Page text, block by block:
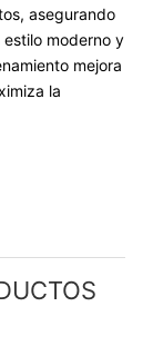
asegurando
moderno y
mejora
la